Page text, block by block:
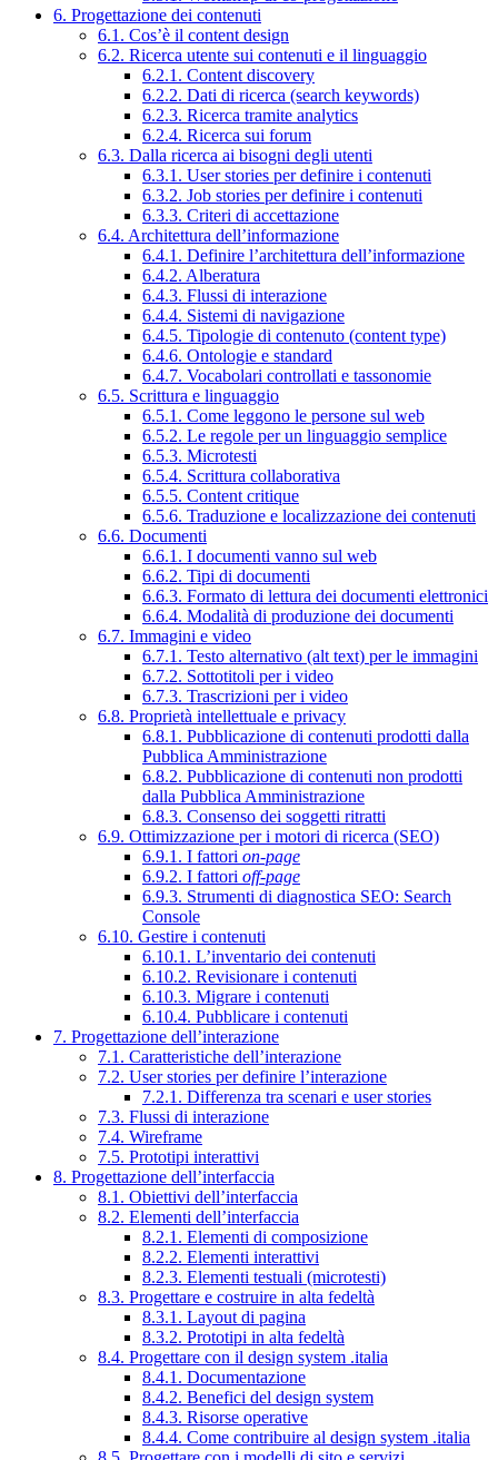
6. Progettazione dei contenuti
6.1. Cos’è il content design
6.2. Ricerca utente sui contenuti e il linguaggio
6.2.1. Content discovery
6.2.2. Dati di ricerca (search keywords)
6.2.3. Ricerca tramite analytics
6.2.4. Ricerca sui forum
6.3. Dalla ricerca ai bisogni degli utenti
6.3.1. User stories per definire i contenuti
6.3.2. Job stories per definire i contenuti
6.3.3. Criteri di accettazione
6.4. Architettura dell’informazione
6.4.1. Definire l’architettura dell’informazione
6.4.2. Alberatura
6.4.3. Flussi di interazione
6.4.4. Sistemi di navigazione
6.4.5. Tipologie di contenuto (content type)
6.4.6. Ontologie e standard
6.4.7. Vocabolari controllati e tassonomie
6.5. Scrittura e linguaggio
6.5.1. Come leggono le persone sul web
6.5.2. Le regole per un linguaggio semplice
6.5.3. Microtesti
6.5.4. Scrittura collaborativa
6.5.5. Content critique
6.5.6. Traduzione e localizzazione dei contenuti
6.6. Documenti
6.6.1. I documenti vanno sul web
6.6.2. Tipi di documenti
6.6.3. Formato di lettura dei documenti elettronici
6.6.4. Modalità di produzione dei documenti
6.7. Immagini e video
6.7.1. Testo alternativo (alt text) per le immagini
6.7.2. Sottotitoli per i video
6.7.3. Trascrizioni per i video
6.8. Proprietà intellettuale e privacy
6.8.1. Pubblicazione di contenuti prodotti dalla
Pubblica Amministrazione
6.8.2. Pubblicazione di contenuti non prodotti
dalla Pubblica Amministrazione
6.8.3. Consenso dei soggetti ritratti
6.9. Ottimizzazione per i motori di ricerca (SEO)
6.9.1. I fattori on-page
6.9.2. I fattori off-page
6.9.3. Strumenti di diagnostica SEO: Search
Console
6.10. Gestire i contenuti
6.10.1. L’inventario dei contenuti
6.10.2. Revisionare i contenuti
6.10.3. Migrare i contenuti
6.10.4. Pubblicare i contenuti
7. Progettazione dell’interazione
7.1. Caratteristiche dell’interazione
7.2. User stories per definire l’interazione
7.2.1. Differenza tra scenari e user stories
7.3. Flussi di interazione
7.4. Wireframe
7.5. Prototipi interattivi
8. Progettazione dell’interfaccia
8.1. Obiettivi dell’interfaccia
8.2. Elementi dell’interfaccia
8.2.1. Elementi di composizione
8.2.2. Elementi interattivi
8.2.3. Elementi testuali (microtesti)
8.3. Progettare e costruire in alta fedeltà
8.3.1. Layout di pagina
8.3.2. Prototipi in alta fedeltà
8.4. Progettare con il design system .italia
8.4.1. Documentazione
8.4.2. Benefici del design system
8.4.3. Risorse operative
8.4.4. Come contribuire al design system .italia